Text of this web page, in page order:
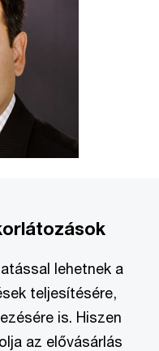
lehetnek a
teljesítésére,
is. Hiszen
az elővásárlás